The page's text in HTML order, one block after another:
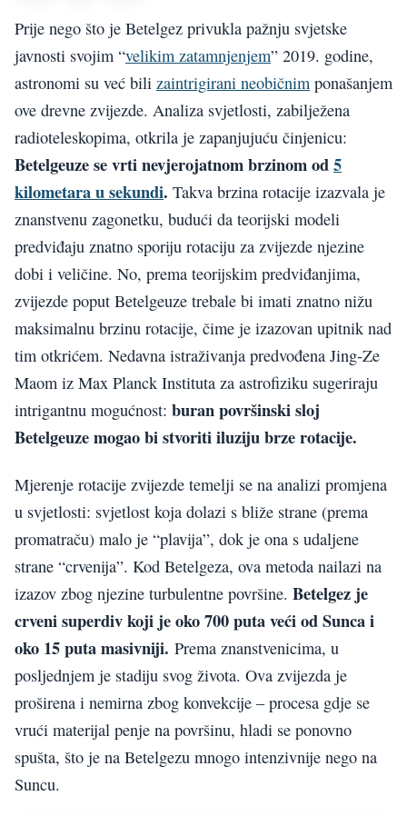
Prije nego što je Betelgez privukla pažnju svjetske
javnosti svojim “velikim zatamnjenjem” 2019. godine,
astronomi su već bili zaintrigirani neobičnim ponašanjem
ove drevne zvijezde. Analiza svjetlosti, zabilježena
radioteleskopima, otkrila je zapanjujuću činjenicu:
Betelgeuze se vrti nevjerojatnom brzinom od5
kilometara u sekundi. Takva brzina rotacije izazvala je
znanstvenu zagonetku, budući da teorijski modeli
predviđaju znatno sporiju rotaciju za zvijezde njezine
dobi i veličine. No, prema teorijskim predviđanjima,
zvijezde poput Betelgeuze trebale bi imati znatno nižu
maksimalnu brzinu rotacije, čime je izazovan upitnik nad
tim otkrićem. Nedavna istraživanja predvođena Jing-Ze
Maom iz Max Planck Instituta za astrofiziku sugeriraju
intrigantnu mogućnost: buran površinski sloj
Betelgeuze mogao bi stvoriti iluziju brze rotacije.
Mjerenje rotacije zvijezde temelji se na analizi promjena
u svjetlosti: svjetlost koja dolazi s bliže strane (prema
promatraču) malo je “plavija”, dok je ona s udaljene
strane “crvenija”. Kod Betelgeza, ova metoda nailazi na
izazov zbog njezine turbulentne površine. Betelgez je
crveni superdiv koji je oko 700 puta veći od Sunca i
oko 15 puta masivniji. Prema znanstvenicima, u
posljednjem je stadiju svog života. Ova zvijezda je
proširena i nemirna zbog konvekcije – procesa gdje se
vrući materijal penje na površinu, hladi se ponovno
spušta, što je na Betelgezu mnogo intenzivnije nego na
Suncu.